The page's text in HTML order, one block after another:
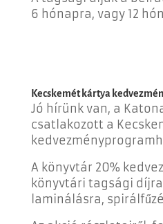
6 hónapra, vagy 12
Kecskemét kártya
Jó hírünk van, a
csatlakozott a
A könyvtár 20%
könyvtári tagsági
laminálásra,